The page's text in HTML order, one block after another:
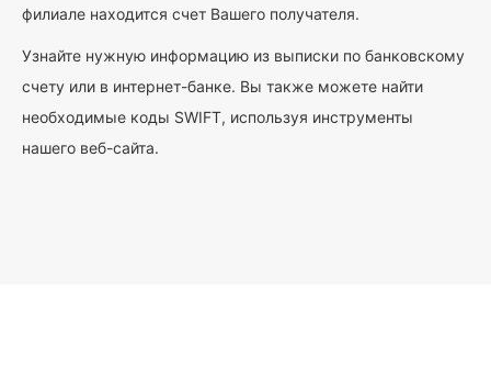
филиале находится счет Вашего получателя.
Узнайте нужную информацию из выписки по банковскому
счету или в интернет-банке. Вы также можете найти
необходимые коды SWIFT, используя инструменты
нашего веб-сайта.